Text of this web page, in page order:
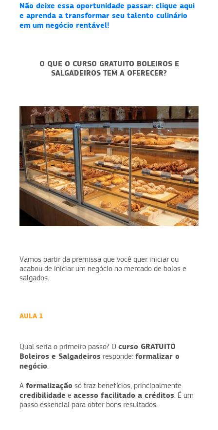
Não deixe essa oportunidade passar: clique aqui
e aprenda a transformar seu talento culinário
em um negócio rentável!
O QUE O CURSO GRATUITO BOLEIROS E
SALGADEIROS TEM A OFERECER?
Vamos partir da premissa que você quer iniciar ou
acabou de iniciar um negócio no mercado de bolos e
salgados.
AULA 1
Qual seria o primeiro passo? O curso GRATUITO
Boleiros e Salgadeiros responde: formalizar o
negócio.
A formalização só traz benefícios, principalmente
credibilidade e acesso facilitado a créditos. É um
passo essencial para obter bons resultados.